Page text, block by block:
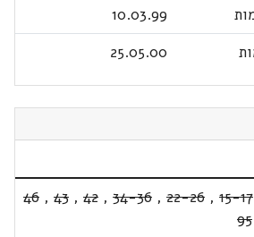
10.03.99
25.05.00
15-17
,
22-26
,
34-36
,
42
,
43
,
46
95